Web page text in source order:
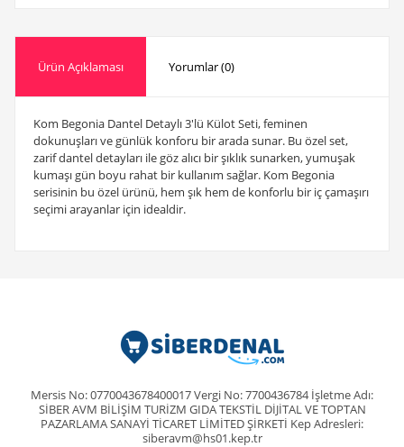
Ürün Açıklaması Yorumlar (0)
Kom Begonia Dantel Detaylı 3'lü Külot Seti, feminen
dokunuşları ve günlük konforu bir arada sunar. Bu özel set,
zarif dantel detayları ile göz alıcı bir şıklık sunarken, yumuşak
kumaşı gün boyu rahat bir kullanım sağlar. Kom Begonia
serisinin bu özel ürünü, hem şık hem de konforlu bir iç çamaşırı
seçimi arayanlar için idealdir.
Mersis No: 0770043678400017 Vergi No: 7700436784 İşletme Adı:
SİBER AVM BİLİŞİM TURİZM GIDA TEKSTİL DİJİTAL VE TOPTAN
PAZARLAMA SANAYİ TİCARET LİMİTED ŞİRKETİ Kep Adresleri:
siberavm@hs01.kep.tr